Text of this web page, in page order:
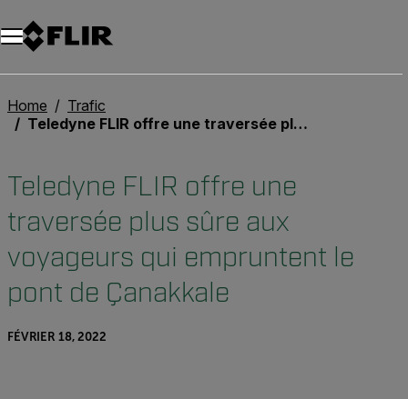
Unread messages
Modèle
Supprimer
articles
article
Ajouter au panier
Ajouté au panier
Home
Trafic
Teledyne FLIR offre une traversée plus sûre aux voyageurs qui empruntent le pont de Çanakkale
Teledyne FLIR offre une
traversée plus sûre aux
voyageurs qui empruntent le
pont de Çanakkale
FÉVRIER 18, 2022